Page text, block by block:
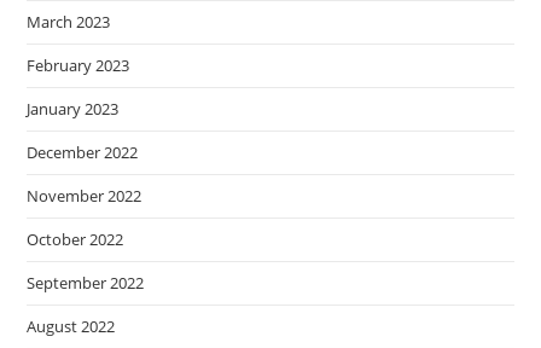
March 2023
February 2023
January 2023
December 2022
November 2022
October 2022
September 2022
August 2022